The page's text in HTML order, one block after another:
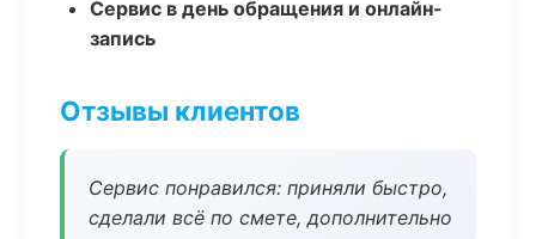
Сервис в день обращения и онлайн-
запись
Отзывы клиентов
Сервис понравился: приняли быстро,
сделали всё по смете, дополнительно